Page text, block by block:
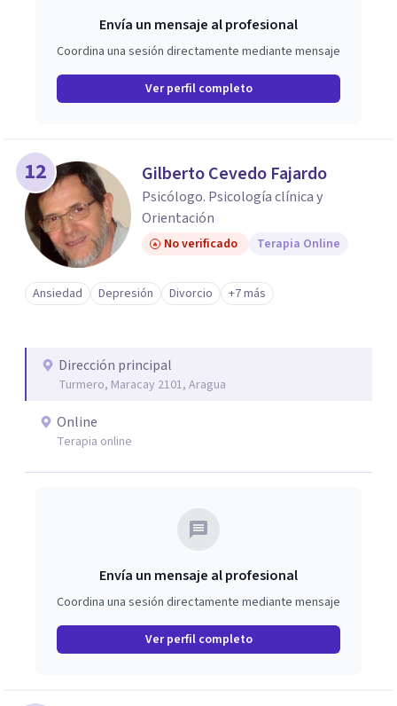
Envía un mensaje al profesional
Coordina una sesión directamente mediante mensaje
Ver perfil completo
12 Gilberto Cevedo Fajardo
Psicólogo. Psicología clínica y
Orientación
No verificado Terapia Online
Ansiedad Depresión Divorcio +7 más
Dirección principal
Turmero, Maracay 2101, Aragua
Online
Terapia online
Envía un mensaje al profesional
Coordina una sesión directamente mediante mensaje
Ver perfil completo